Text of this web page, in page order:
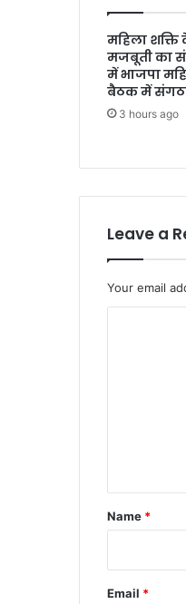
महिला
मजबूती का
में भाजपा
बैठक में
3 hours ago
Leave a
Your email
*
Name *
Email *